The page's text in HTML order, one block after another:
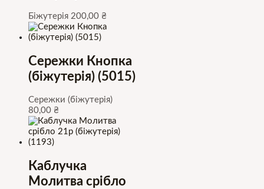
Біжутерія 200,00 ₴
Сережки Кнопка
(біжутерія) (5015)
Сережки (біжутерія)
80,00 ₴
Каблучка
Молитва срібло